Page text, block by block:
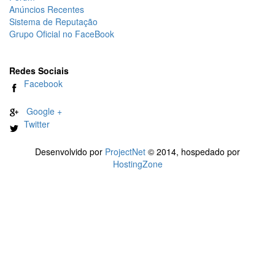
Anúncios Recentes
Sistema de Reputação
Grupo Oficial no FaceBook
Redes Sociais
Facebook
Google +
Twitter
Desenvolvido por ProjectNet © 2014, hospedado por
HostingZone